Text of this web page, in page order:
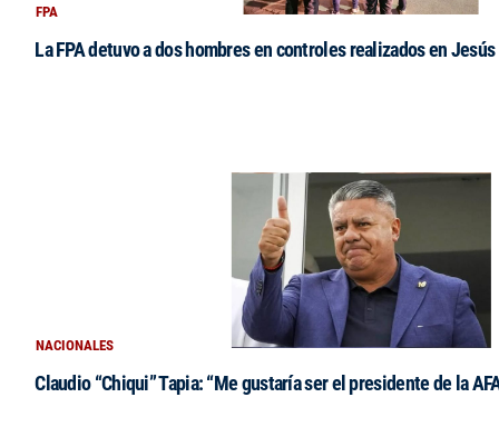
FPA
La FPA detuvo a dos hombres en controles realizados en
NACIONALES
Claudio “Chiqui” Tapia: “Me gustaría ser el presidente de la